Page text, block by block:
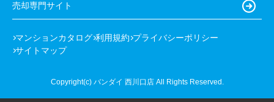
売却専門サイト
マンションカタログ 利用規約 プライバシーポリシー
サイトマップ
Copyright(c) バンダイ 西川口店 All Rights Reserved.